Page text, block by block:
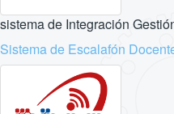
sistema de Integración
Sistema de Escalafón